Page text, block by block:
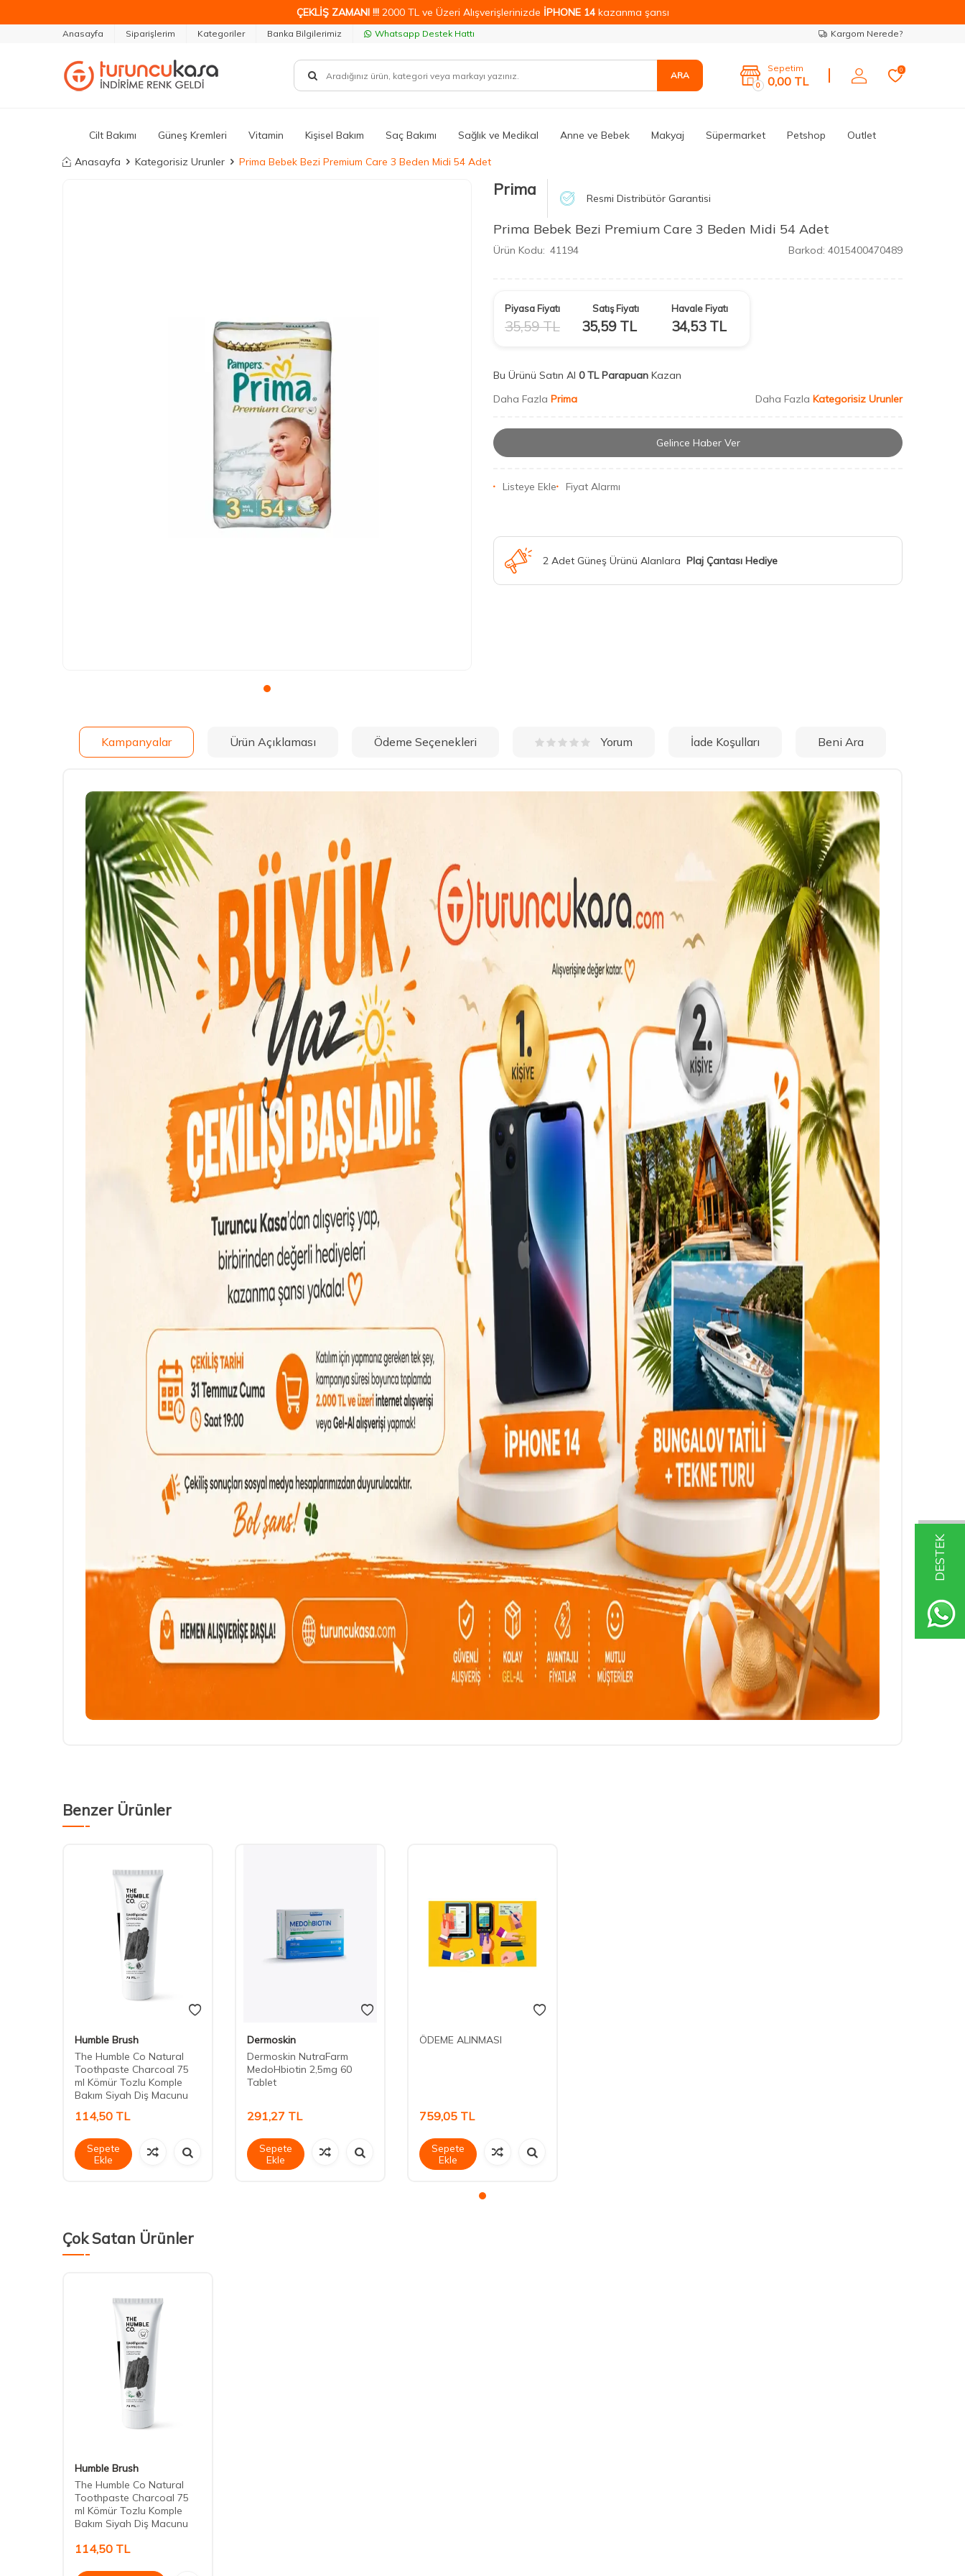
DESTEK
ÇEKLİŞ ZAMANI !!!2000 TL ve Üzeri Alışverişlerinizde İPHONE 14kazanma şansı
Anasayfa Siparişlerim Kategoriler Banka Bilgilerimiz Whatsapp Destek Hattı Kargom Nerede?
ARA
0
Sepetim
0,00 TL
0
Cilt Bakımı Güneş Kremleri Vitamin Kişisel Bakım Saç Bakımı Sağlık ve Medikal Anne ve Bebek Makyaj Süpermarket Petshop Outlet
Anasayfa Kategorisiz Urunler Prima Bebek Bezi Premium Care 3 Beden Midi 54 Adet
Prima Resmi Distribütör Garantisi
Prima Bebek Bezi Premium Care 3 Beden Midi 54 Adet
Ürün Kodu: 41194 Barkod: 4015400470489
Piyasa Fiyatı
35,59TL
Satış Fiyatı
35,59TL
Havale Fiyatı
34,53TL
Bu Ürünü Satın Al 0 TL Parapuan Kazan
Daha Fazla Prima Daha Fazla Kategorisiz Urunler
Gelince Haber Ver
Listeye Ekle Fiyat Alarmı
2 Adet Güneş Ürünü Alanlara Plaj Çantası Hediye
Kampanyalar Ürün Açıklaması Ödeme Seçenekleri Yorum İade Koşulları Beni Ara
Benzer Ürünler
Humble Brush
The Humble Co Natural
Toothpaste Charcoal 75
ml Kömür Tozlu Komple
Bakım Siyah Diş Macunu
114,50 TL
Sepete
Ekle
Dermoskin
Dermoskin NutraFarm
MedoHbiotin 2,5mg 60
Tablet
291,27 TL
Sepete
Ekle
ÖDEME ALINMASI
759,05 TL
Sepete
Ekle
Çok Satan Ürünler
Humble Brush
The Humble Co Natural
Toothpaste Charcoal 75
ml Kömür Tozlu Komple
Bakım Siyah Diş Macunu
114,50 TL